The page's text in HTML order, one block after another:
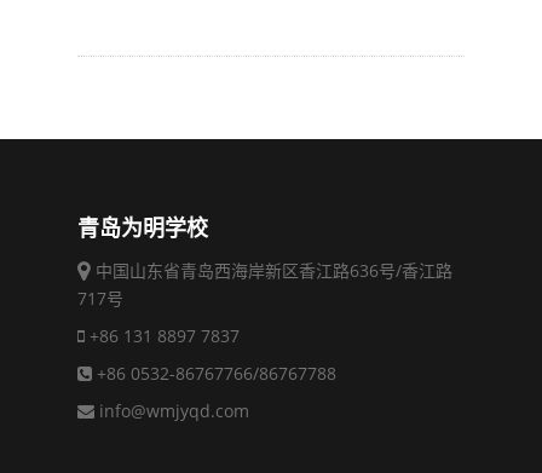
青岛为明学校
中国山东省青岛西海岸新区香江路636号/香江路
717号
+86 131 8897 7837
+86 0532-86767766/86767788
info@wmjyqd.com